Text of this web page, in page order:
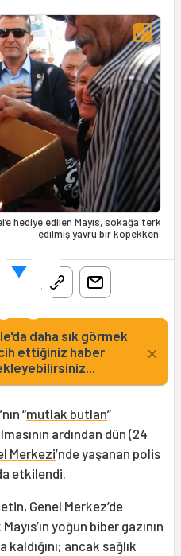
hediye edilen Mayıs, sokağa terk
edilmiş yavru bir köpekken.
daha sık görmek
ettiğiniz haber
×
“mutlak butlan”
ardından dün (24
Merkezi’nde yaşanan polis
etkilendi.
Genel Merkez’de
yoğun biber gazının
ancak sağlık